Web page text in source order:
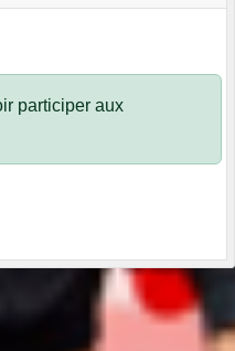
participer aux